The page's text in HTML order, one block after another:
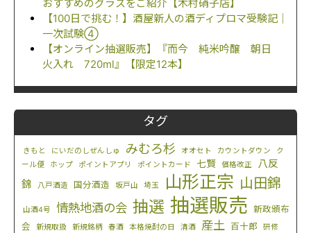
おすすめのグラスをご紹介【木村硝子店】
【100日で挑む！】酒屋新人の酒ディプロマ受験記｜
一次試験④
【オンライン抽選販売】『而今 純米吟醸 朝日
火入れ 720ml』【限定12本】
タグ
きもと にいだのしぜんしゅ みむろ杉 オオセト カウントダウン
ク
ール便
ホップ ポイントアプリ ポイントカード 七賢 価格改正
八反
錦
八戸酒造 国分酒造 坂戸山 埼玉 山形正宗 山田錦
山酒4号 情熱地酒の会 抽選 抽選販売 新政頒布
会
新規取扱 新規銘柄 春酒 本格焼酎の日 清酒 産土 百十郎 研修